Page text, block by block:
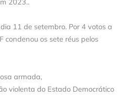
11 de setembro. Por 4 votos a
condenou os sete réus pelos
armada,
violenta do Estado Democrático